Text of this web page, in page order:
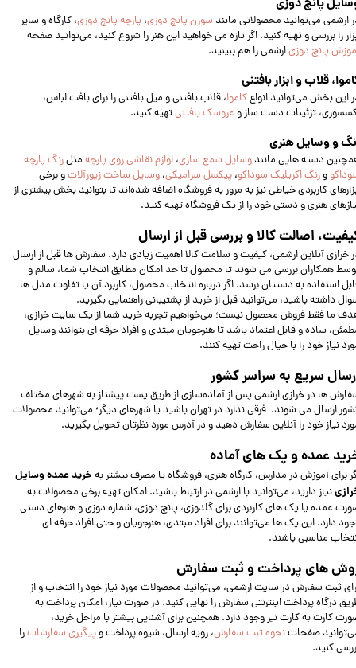
پانچ دوزی
ارشمی می‌توانید محصولاتی مانند سوزن پانچ دوزی، پارچه پانچ دوزی، کارگاه و سایر
را بررسی و تهیه کنید. اگر تازه می‌ خواهید این هنر را شروع کنید، می‌توانید صفحه
پانچ دوزیارشمی را هم ببینید.
قلاب و ابزار بافتنی
این بخش می‌توانید انواعکاموا، قلاب بافتنی و میل بافتنی را برای بافت لباس،
تزئینات دست‌ ساز و عروسک بافتنیتهیه کنید.
و وسایل هنری
دسته‌ هایی مانند وسایل شمع سازی، لوازم نقاشی روی پارچه مثلرنگ پارچه
ورنگ اکریلیک سوداکو، پیکسل سرامیکی، وسایل ساخت زیورآلاتو برخی
کاربردی خیاطی نیز به مرور به فروشگاه اضافه شده‌اند تا بتوانید بخش بیشتری از
هنری و دستی خود را از یک فروشگاه تهیه کنید.
اصالت کالا و بررسی قبل از ارسال
خرازی آنلاین ارشمی، کیفیت و سلامت کالا اهمیت زیادی دارد. سفارش‌ ها قبل از ارسال
همکاران بررسی می‌ شوند تا محصول تا حد امکان مطابق انتخاب شما، سالم و
استفاده به دستتان برسد. اگر درباره انتخاب محصول، کاربرد آن یا تفاوت مدل‌ ها
داشته باشید، می‌توانید قبل از خرید از پشتیبانی راهنمایی بگیرید.
ما فقط فروش محصول نیست؛ می‌خواهیم تجربه خرید شما از یک سایت خرازی،
ساده و قابل اعتماد باشد تا هنرجویان مبتدی و افراد حرفه‌ ای بتوانند وسایل
نیاز خود را با خیال راحت تهیه کنند.
سریع به سراسر کشور
ها در خرازی ارشمی پس از آماده‌سازی از طریق پست پیشتاز به شهرهای مختلف
ارسال می‌ شوند. فرقی ندارد در تهران باشید یا شهرهای دیگر؛ می‌توانید محصولات
نیاز خود را آنلاین سفارش دهید و در آدرس مورد نظرتان تحویل بگیرید.
عمده و پک‌ های آماده
برای آموزش در مدارس، کارگاه هنری، فروشگاه یا مصرف بیشتر به خرید عمده وسایل
نیاز دارید، می‌توانید با ارشمی در ارتباط باشید. امکان تهیه برخی محصولات به‌
عمده یا پک‌ های کاربردی برای گلدوزی، پانچ دوزی، شماره دوزی و هنرهای دستی
دارد. این پک‌ ها می‌توانند برای افراد مبتدی، هنرجویان و حتی افراد حرفه‌ ای
مناسبی باشند.
های پرداخت و ثبت سفارش
ثبت سفارش در سایت ارشمی، می‌توانید محصولات مورد نیاز خود را انتخاب و از
درگاه پرداخت اینترنتی سفارش را نهایی کنید. در صورت نیاز، امکان پرداخت به
کارت به کارت نیز وجود دارد. همچنین برای آشنایی بیشتر با مراحل خرید،
صفحاتنحوه ثبت سفارش، رویه ارسال، شیوه پرداخت وپیگیری سفارشاترا
کنید.